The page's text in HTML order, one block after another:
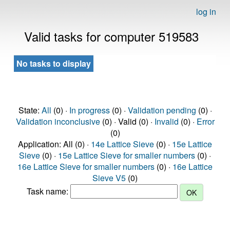
log in
Valid tasks for computer 519583
No tasks to display
State: All (0) · In progress(0) · Validation pending (0) ·
Validation inconclusive(0) · Valid (0) · Invalid (0) · Error
(0)
Application: All (0) · 14e Lattice Sieve (0) · 15e Lattice
Sieve (0) · 15e Lattice Sieve for smaller numbers (0) ·
16e Lattice Sieve for smaller numbers (0) · 16e Lattice
Sieve V5 (0)
Task name: